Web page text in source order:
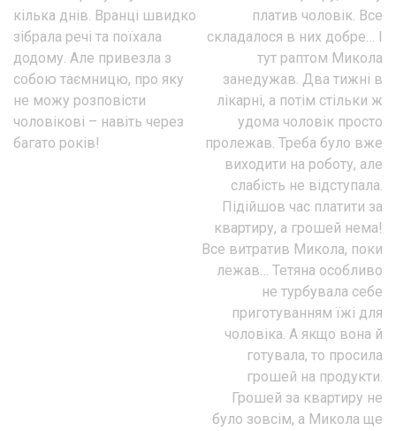
кілька днів. Вранці швидко
зібрала речі та поїхала
додому. Але привезла з
собою таємницю, про яку
не можу розповісти
чоловікові – навіть через
багато років!
платив чоловік. Все
складалося в них добре… І
тут раптом Микола
занедужав. Два тижні в
лікарні, а потім стільки ж
удома чоловік просто
пролежав. Треба було вже
виходити на роботу, але
слабість не відступала.
Підійшов час платити за
квартиру, а грошей нема!
Все витратив Микола, поки
лежав… Тетяна особливо
не турбувала себе
приготуванням їжі для
чоловіка. А якщо вона й
готувала, то просила
грошей на продукти.
Грошей за квартиру не
було зовсім, а Микола ще